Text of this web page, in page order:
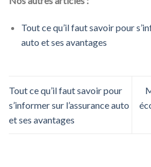
Tout ce qu’il faut savoir pour
auto et ses avantages
Tout ce qu’il faut savoir pour
s’informer sur l’assurance auto
et ses avantages